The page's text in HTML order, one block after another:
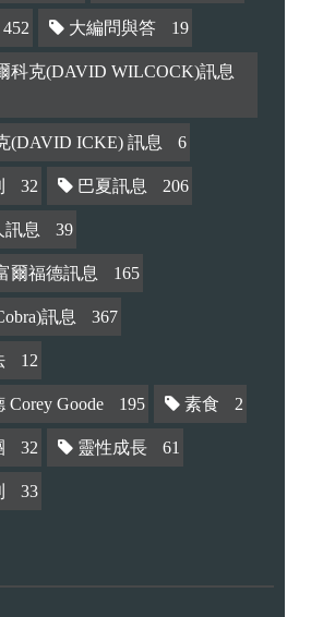
452 大編問與答 19
科克(DAVID WILCOCK)訊息
(DAVID ICKE) 訊息 6
32 巴夏訊息 206
訊息 39
爾福德訊息 165
訊息 367
12
Corey Goode 195 素食 2
32 靈性成長 61
33